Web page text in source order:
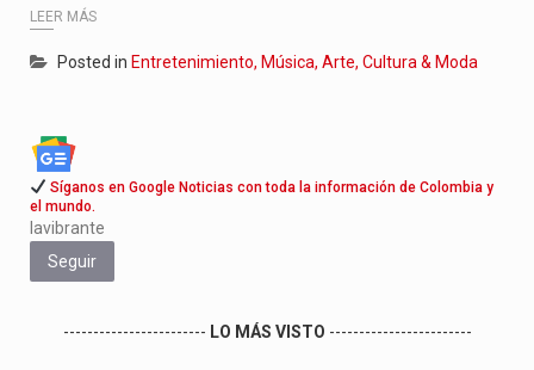
LEER MÁS
Posted in Entretenimiento, Música, Arte, Cultura & Moda
Síganos en Google Noticias con toda la información de Colombia y
el mundo.
lavibrante
Seguir
------------------------ LO MÁS VISTO ------------------------